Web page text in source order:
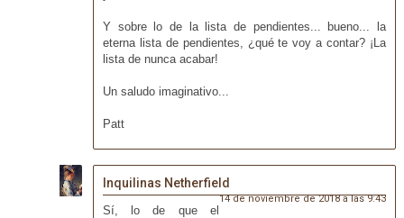
Y sobre lo de la lista de pendientes... bueno... la
eterna lista de pendientes, ¿qué te voy a contar? ¡La
lista de nunca acabar!
Un saludo imaginativo...
Patt
Inquilinas Netherfield
14 de noviembre de 2018 a las 9:43
Sí, lo de que el